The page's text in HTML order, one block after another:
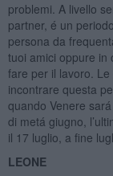
problemi. A livello
partner, é un
persona da
tuoi amici oppure in
fare per il lavoro.
incontrare questa
quando Venere
di metá giugno,
il 17 luglio, a fine
LEONE